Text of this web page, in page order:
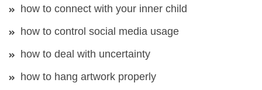
how to connect with your inner child
how to control social media usage
how to deal with uncertainty
how to hang artwork properly